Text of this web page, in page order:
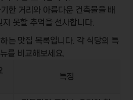
한 거리와 아름다운 건축물을 배
못할 추억을 선사합니다.
는 맛집 목록입니다. 각 식당의 특
를 비교해보세요.
특징